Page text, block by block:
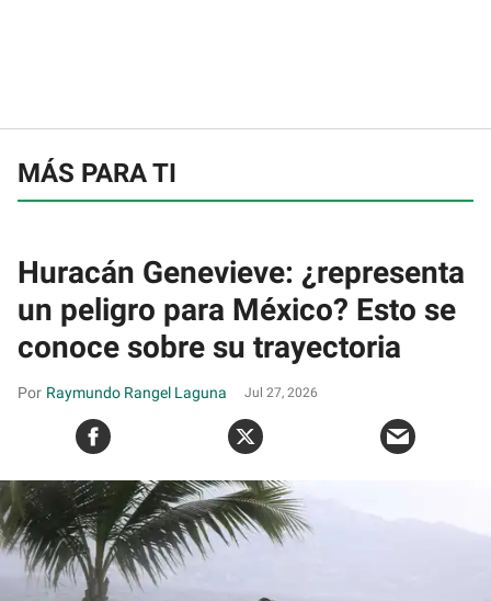
MÁS PARA TI
Huracán Genevieve: ¿representa
un peligro para México? Esto se
conoce sobre su trayectoria
Raymundo Rangel Laguna Jul 27, 2026